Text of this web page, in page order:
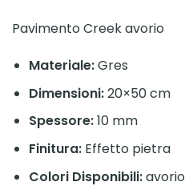
Pavimento Creek avorio
Materiale:Gres
Dimensioni:20×50 cm
Spessore:10 mm
Finitura:Effetto pietra
Colori Disponibili:avorio